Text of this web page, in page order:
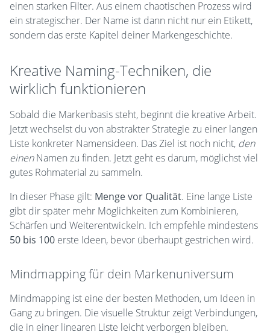
einen starken Filter. Aus einem chaotischen Prozess wird
ein strategischer. Der Name ist dann nicht nur ein Etikett,
sondern das erste Kapitel deiner Markengeschichte.
Kreative Naming-Techniken, die
wirklich funktionieren
Sobald die Markenbasis steht, beginnt die kreative Arbeit.
Jetzt wechselst du von abstrakter Strategie zu einer langen
Liste konkreter Namensideen. Das Ziel ist noch nicht, den
einenNamen zu finden. Jetzt geht es darum, möglichst viel
gutes Rohmaterial zu sammeln.
In dieser Phase gilt: Menge vor Qualität. Eine lange Liste
gibt dir später mehr Möglichkeiten zum Kombinieren,
Schärfen und Weiterentwickeln. Ich empfehle mindestens
50 bis 100 erste Ideen, bevor überhaupt gestrichen wird.
Mindmapping für dein Markenuniversum
Mindmapping ist eine der besten Methoden, um Ideen in
Gang zu bringen. Die visuelle Struktur zeigt Verbindungen,
die in einer linearen Liste leicht verborgen bleiben.